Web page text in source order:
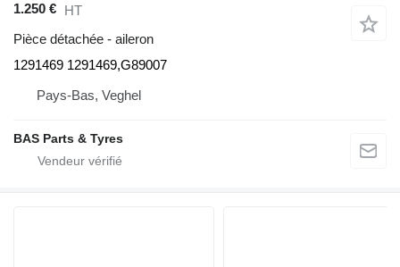
1.250 € HT
Pièce détachée - aileron
1291469 1291469,G89007
Pays-Bas, Veghel
BAS Parts & Tyres